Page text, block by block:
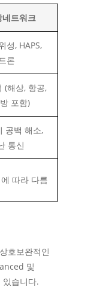
네트워크
성, HAPS,
론
(해상, 항공,
포함)
공백 해소,
통신
따라 다름
호보완적인
및
있습니다.